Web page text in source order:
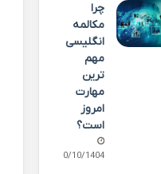
چرا
مکالمه
انگلیسی
مهم
ترین
مهارت
امروز
است؟
10/10/1404